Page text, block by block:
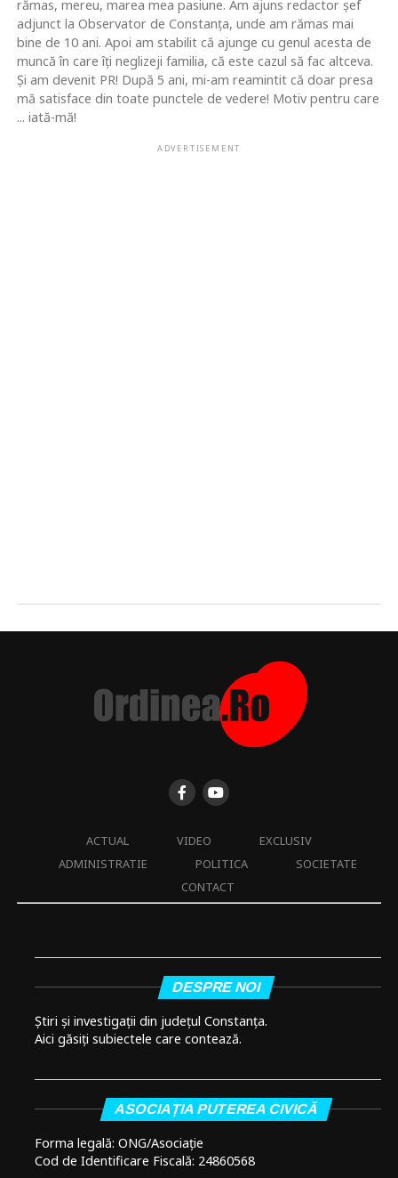
rămas, mereu, marea mea pasiune. Am ajuns redactor şef
adjunct la Observator de Constanţa, unde am rămas mai
bine de 10 ani. Apoi am stabilit că ajunge cu genul acesta de
muncă în care îţi neglizeji familia, că este cazul să fac altceva.
Şi am devenit PR! După 5 ani, mi-am reamintit că doar presa
mă satisface din toate punctele de vedere! Motiv pentru care
... iată-mă!
ADVERTISEMENT
ACTUAL VIDEO
EXCLUSIV
ADMINISTRATIE
POLITICA
SOCIETATE
CONTACT
DESPRE NOI
Știri și investigații din județul Constanța.
Aici găsiți subiectele care contează.
ASOCIAȚIA PUTEREA CIVICĂ
Forma legală: ONG/Asociație
Cod de Identificare Fiscală: 24860568